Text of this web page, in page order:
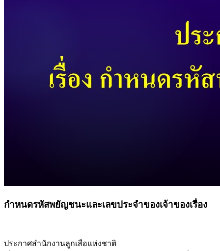
กำหนดรหัสพยัญชนะและเลขประจำของเจ้าของเรื่อง
ประกาศสำนักงานลูกเสือแห่งชาติ